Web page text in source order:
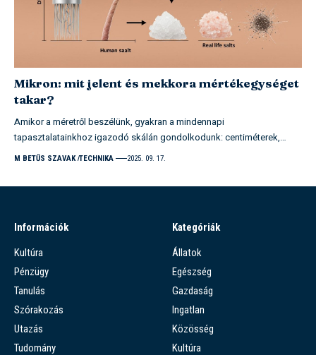
Mikron: mit jelent és mekkora mértékegységet
takar?
Amikor a méretről beszélünk, gyakran a mindennapi
tapasztalatainkhoz igazodó skálán gondolkodunk: centiméterek,…
M BETŰS SZAVAK TECHNIKA 2025. 09. 17.
Információk
Kultúra
Pénzügy
Tanulás
Szórakozás
Utazás
Tudomány
Kategóriák
Állatok
Egészség
Gazdaság
Ingatlan
Közösség
Kultúra